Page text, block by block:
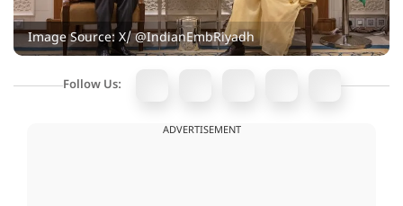
Image Source: X/ @IndianEmbRiyadh
Follow Us:
ADVERTISEMENT